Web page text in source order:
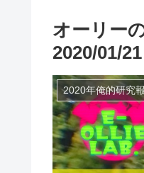
オーリー
2020/01/21
2020年俺的研究